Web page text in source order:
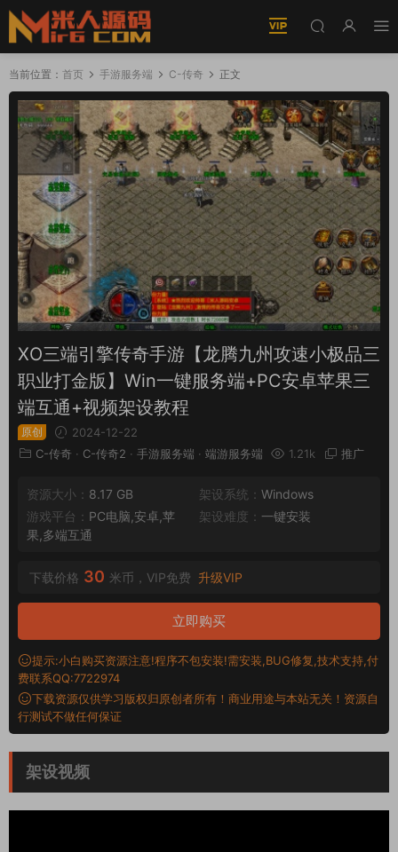
当前位置： 首页 手游服务端 C-传奇 正文
XO三端引擎传奇手游【龙腾九州攻速小极品三
职业打金版】Win一键服务端+PC安卓苹果三
端互通+视频架设教程
原创
2024-12-22
C-传奇 · C-传奇2 · 手游服务端 · 端游服务端 1.21k 推广
资源大小： 8.17 GB 架设系统： Windows
游戏平台： PC电脑,安卓,苹
果,多端互通
架设难度： 一键安装
下载价格 30 米币，VIP免费 升级VIP
立即购买
提示:小白购买资源注意!程序不包安装!需安装,BUG修复,技术支持,付
费联系QQ:7722974
下载资源仅供学习版权归原创者所有！商业用途与本站无关！资源自
行测试不做任何保证
架设视频